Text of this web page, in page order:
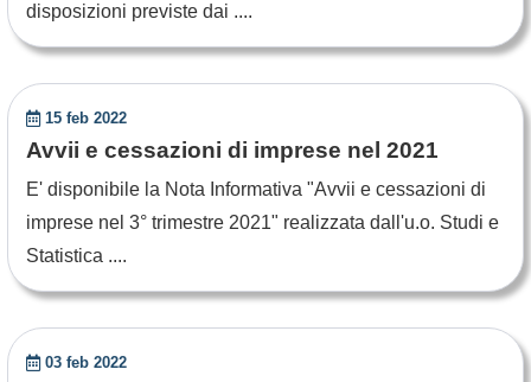
disposizioni previste dai ....
15 feb 2022
Avvii e cessazioni di imprese nel 2021
E' disponibile la Nota Informativa "Avvii e cessazioni di
imprese nel 3° trimestre 2021" realizzata dall'u.o. Studi e
Statistica ....
03 feb 2022